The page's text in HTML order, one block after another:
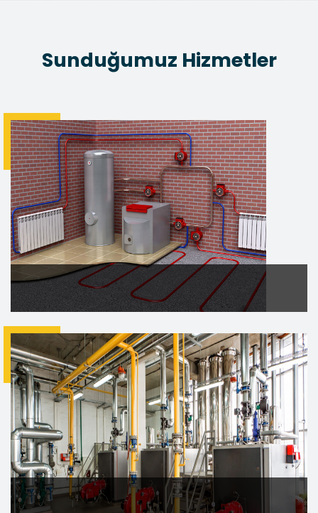
Sunduğumuz Hizmetler
ISITMA TESİSATI
Isıtma sistemleri, kullanım
mekanlarının istenen sıcaklıkta tutulabilmesi için iç
ortamdan dış ortam...
DEVAMI